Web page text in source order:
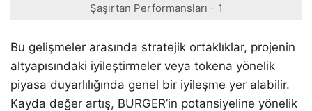
Şaşırtan Performansları - 1
Bu gelişmeler arasında stratejik ortaklıklar, projenin
altyapısındaki iyileştirmeler veya tokena yönelik
piyasa duyarlılığında genel bir iyileşme yer alabilir.
Kayda değer artış, BURGER’in potansiyeline yönelik